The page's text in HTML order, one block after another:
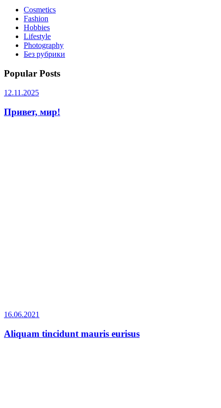
Cosmetics
Fashion
Hobbies
Lifestyle
Photography
Без рубрики
Popular Posts
12.11.2025
Привет, мир!
16.06.2021
Aliquam tincidunt mauris eurisus